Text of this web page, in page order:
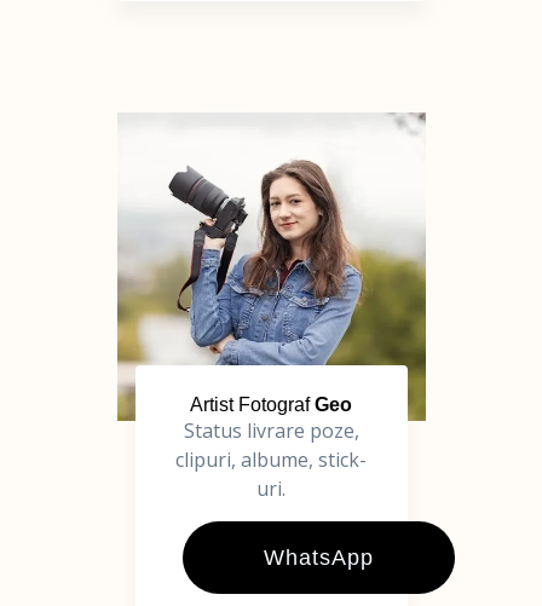
Artist FotografGeo
Status livrare poze,
clipuri, albume, stick-
uri.
WhatsApp